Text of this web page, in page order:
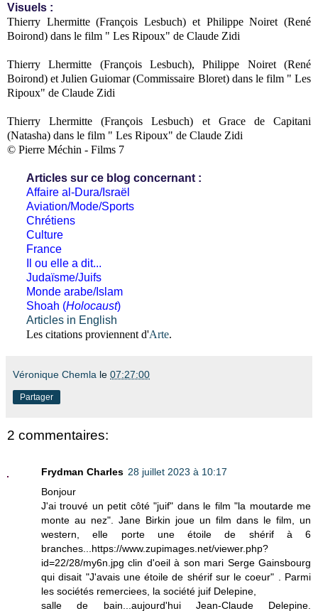
Visuels :
Thierry Lhermitte (François Lesbuch) et Philippe Noiret (René
Boirond) dans le film " Les Ripoux" de Claude Zidi
Thierry Lhermitte (François Lesbuch), Philippe Noiret (René
Boirond) et Julien Guiomar (Commissaire Bloret) dans le film " Les
Ripoux" de Claude Zidi
Thierry Lhermitte (François Lesbuch) et Grace de Capitani
(Natasha) dans le film " Les Ripoux" de Claude Zidi
© Pierre Méchin - Films 7
Articles sur ce blog concernant :
Affaire al-Dura/Israël
Aviation/Mode/Sports
Chrétiens
Culture
France
Il ou elle a dit...
Judaïsme/Juifs
Monde arabe/Islam
Shoah (Holocaust)
Articles in English
Les citations proviennent d'Arte.
Véronique Chemla le 07:27:00
Partager
2 commentaires:
Frydman Charles 28 juillet 2023 à 10:17
Bonjour
J'ai trouvé un petit côté "juif" dans le film "la moutarde me
monte au nez". Jane Birkin joue un film dans le film, un
western, elle porte une étoile de shérif à 6
branches...https://www.zupimages.net/viewer.php?
id=22/28/my6n.jpg clin d'oeil à son mari Serge Gainsbourg
qui disait "J'avais une étoile de shérif sur le coeur" . Parmi
les sociétés remerciees, la société juif Delepine,
salle de bain...aujourd'hui Jean-Claude Delepine.